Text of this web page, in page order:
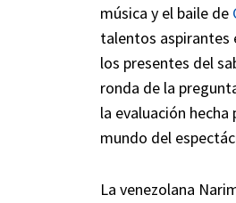
música y el baile de
talentos aspirantes
los presentes del
ronda de la
la evaluación
mundo del
La venezolana